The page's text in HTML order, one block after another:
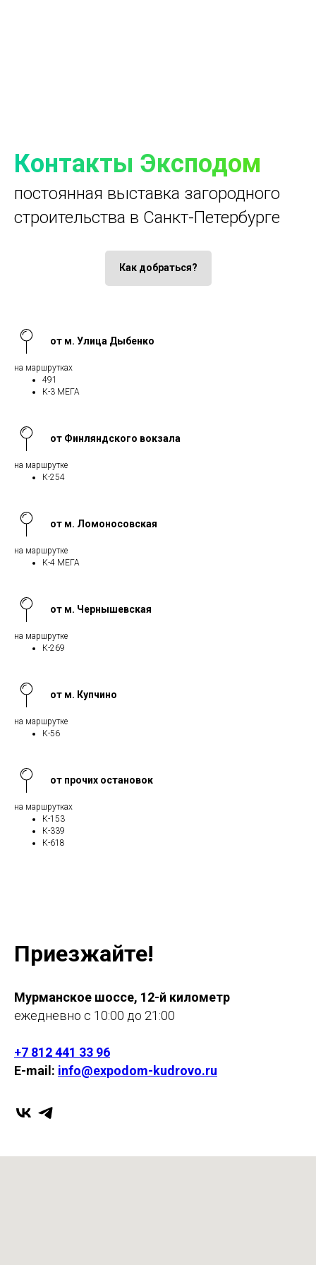
Контакты Эксподом
постоянная выставка загородного
строительства в Санкт-Петербурге
Как добраться?
от м. Улица Дыбенко
на маршрутках
491
К-3 МЕГА
от Финляндского вокзала
на маршрутке
К-254
от м. Ломоносовская
на маршрутке
К-4 МЕГА
от м. Чернышевская
на маршрутке
К-269
от м. Купчино
на маршрутке
К-56
от прочих остановок
на маршрутках
К-153
К-339
К-618
Приезжайте!
Мурманское шоссе, 12-й километр
ежедневно с 10:00 до 21:00
+7 812 441 33 96
E-mail: info@expodom-kudrovo.ru